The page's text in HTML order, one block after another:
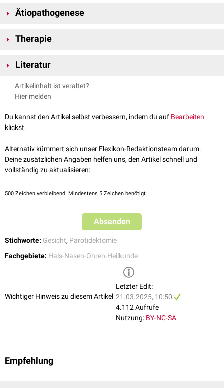
bezeichnet, da bei diesen Reptilien beobachtet wurde, dass sie während
Ätiopathogenese
sich während des
Fehlinnervation
einen Tränenfluss auslöst.
Therapie
Indikationzur Therapie mit
kann gegebenenfalls alle 6 Monate wiederholt werden.
Literatur
Ehrenfeld M. et al., Spezielle Chirurgie, 41 Tabellen, 2002,
Deutschland, Thieme Verlag
Tränendrüse, spastischem Entropium und Oberlidretraktion bei
endokriner Orbitopathie
, abgerufen am 21.08.2023
Artikelinhalt ist veraltet?
Hier melden
Du kannst den Artikel selbst verbessern, indem du auf Bearbeiten
klickst.
Alternativ kümmert sich unser Flexikon-Redaktionsteam darum.
Deine zusätzlichen Angaben helfen uns, den Artikel schnell und
vollständig zu aktualisieren:
500 Zeichen verbleibend. Mindestens 5 Zeichen benötigt.
Absenden
Stichworte: Gesicht, Parotidektomie
Fachgebiete: Hals-Nasen-Ohren-Heilkunde
Wichtiger Hinweis zu diesem Artikel
Letzter Edit:
21.03.2025, 10:50
4.112 Aufrufe
Nutzung: BY-NC-SA
Empfehlung